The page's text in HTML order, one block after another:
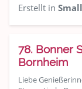
Erstellt in
78. Bonner
Bornheim
Liebe